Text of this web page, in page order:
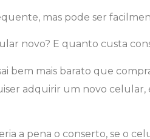
mas pode ser
novo? E quanto custa
bem mais barato que
adquirir um novo
a pena o conserto, se o